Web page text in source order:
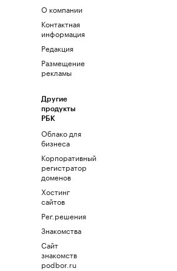
О компании
Контактная
информация
Редакция
Размещение
рекламы
Другие
продукты
РБК
Облако для
бизнеса
Корпоративный
регистратор
доменов
Хостинг
сайтов
Рег.решения
Знакомства
Сайт
знакомств
podbor.ru